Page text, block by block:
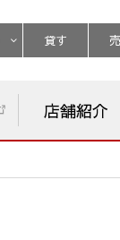
貸す
店舗紹介